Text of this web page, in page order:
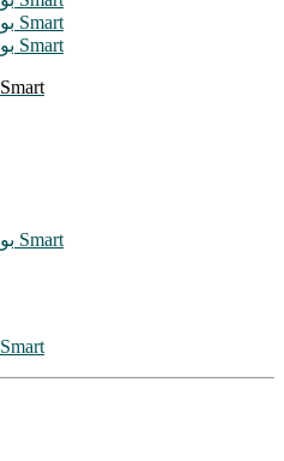
بویلر آبجوش اسمارت 20 لیتری Smart
بویلر آبجوش اسمارت 20 لیتری Smart